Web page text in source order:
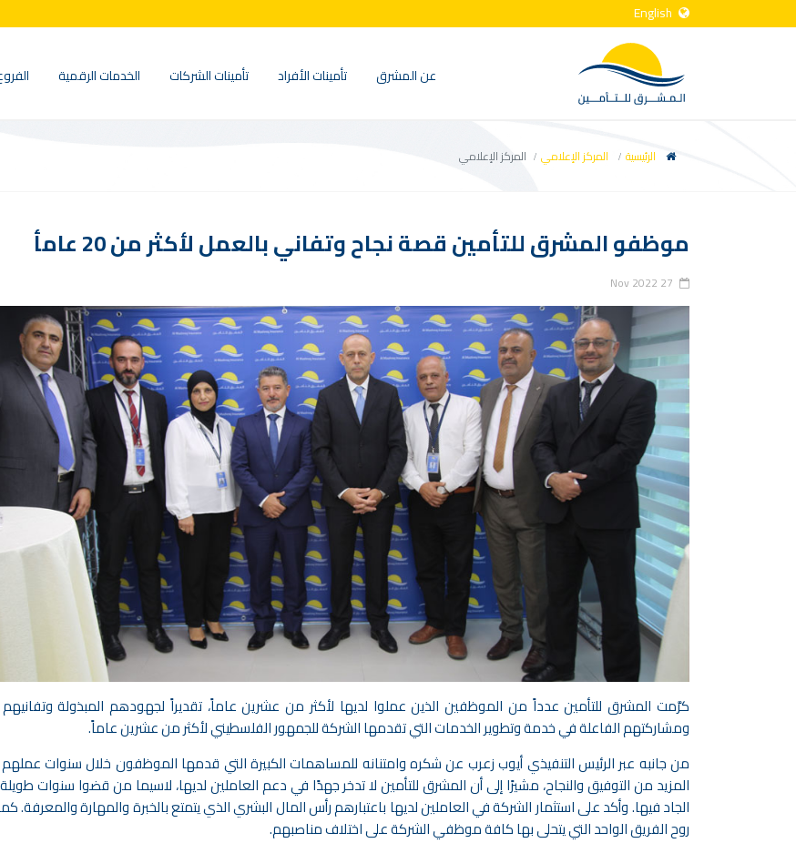
عن المشرق تأمينات الأفراد تأمينات الشركات الخدمات الرقمية
الرئيسية المركز الإعلامي المركز الإعلامي
موظفو المشرق للتأمين قصة نجاح وتفاني بالعمل لأكثر من 20 عامأ
27 Nov 2022
كرَّمت المشرق للتأمين عدداً من الموظفين الذين عملوا لديها لأكثر من عشرين عاماً، تقديراً لجهودهم المبذولة
ومشاركتهم الفاعلة في خدمة وتطوير الخدمات التي تقدمها الشركة للجمهور الفلسطيني لأكثر من عشرين عاماً.
من جانبه عبر الرئيس التنفيذي أيوب زعرب عن شكره وامتنانه للمساهمات الكبيرة التي قدمها الموظفون خلال سنوات
المزيد من التوفيق والنجاح، مشيرًا إلى أن المشرق للتأمين لا تدخر جهدًا في دعم العاملين لديها، لاسيما من قضوا سنوات
الجاد فيها. وأكد على استثمار الشركة في العاملين لديها باعتبارهم رأس المال البشري الذي يتمتع بالخبرة والمهارة والمعرفة.
روح الفريق الواحد التي يتحلى بها كافة موظفي الشركة على اختلاف مناصبهم.